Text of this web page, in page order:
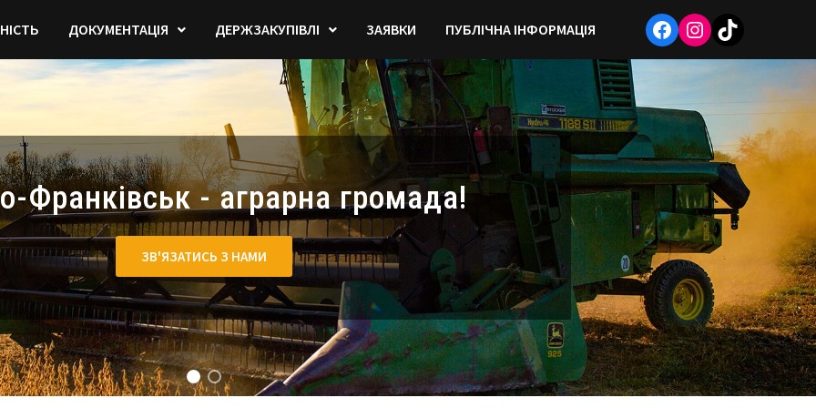
ДОКУМЕНТАЦІЯ ДЕРЖЗАКУПІВЛІ ЗАЯВКИ ПУБЛІЧНА ІНФОРМАЦІЯ Facebook
Instagram
TikTok
Франківськ - аграрна громада!
ЗВ'ЯЗАТИСЬ З НАМИ